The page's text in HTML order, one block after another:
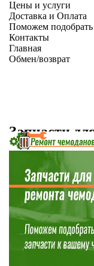
Цены и услуги
Доставка и Оплата
Поможем подобрать
Контакты
Главная
Обмен/возврат
Запчасти